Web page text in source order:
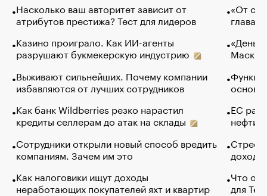
Насколько ваш авторитет зависит от
атрибутов престижа? Тест для лидеров
Казино проиграло. Как ИИ-агенты
разрушают букмекерскую индустрию
Выживают сильнейших. Почему компании
избавляются от лучших сотрудников
Как банк Wildberries резко нарастил
кредиты селлерам до атак на склады
Сотрудники открыли новый способ вредить
компаниям. Зачем им это
Как налоговики ищут доходы
неработающих покупателей яхт и квартир
«От
глава
Маск в
основ
ЕС
нефти
Что
для